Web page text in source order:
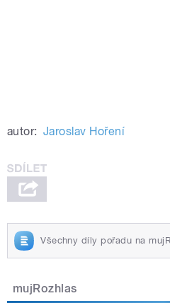
autor: Jaroslav Hoření
Všechny díly pořadu na
mujRozhlas